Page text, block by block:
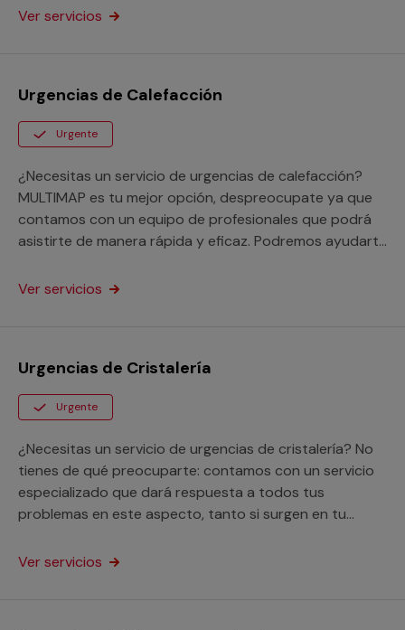
Ver servicios
Urgencias de Calefacción
Urgente
¿Necesitas un servicio de urgencias de calefacción?
MULTIMAP es tu mejor opción, despreocupate ya que
contamos con un equipo de profesionales que podrá
asistirte de manera rápida y eficaz. Podremos ayudarte
averías o fugas.
Ver servicios
Urgencias de Cristalería
Urgente
¿Necesitas un servicio de urgencias de cristalería? No
tienes de qué preocuparte: contamos con un servicio
especializado que dará respuesta a todos tus
problemas en este aspecto, tanto si surgen en tu
Ver servicios